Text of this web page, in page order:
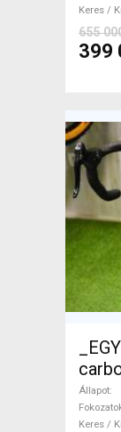
Keres /
655
399
Állapot
Keres /